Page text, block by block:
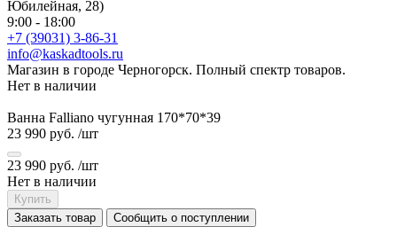
Юбилейная, 28)
9:00 - 18:00
+7 (39031) 3-86-31
info@kaskadtools.ru
Магазин в городе Черногорск. Полный спектр товаров.
Нет в наличии
Ванна Falliano чугунная 170*70*39
23 990 руб. /шт
23 990 руб. /шт
Нет в наличии
Купить
Заказать товар
Сообщить о поступлении